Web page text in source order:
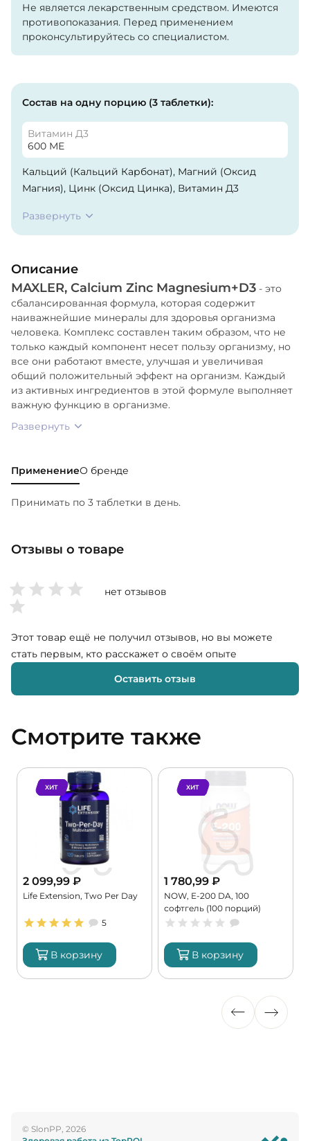
Не является лекарственным средством. Имеются
противопоказания. Перед применением
проконсультируйтесь со специалистом.
Состав на одну порцию (3 таблетки):
Витамин Д3
600 МЕ
Кальций (Кальций Карбонат), Магний (Оксид
Магния), Цинк (Оксид Цинка), Витамин Д3
Целлюлоза, Стеариновая Кислота, Диоксид
Кремния, Покрытие (Гипромеллоза, Макрогол,
Развернуть
Описание
MAXLER, Calcium Zinc Magnesium+D3 - это
сбалансированная формула, которая содержит
наиважнейшие минералы для здоровья организма
человека. Комплекс составлен таким образом, что не
только каждый компонент несет пользу организму, но
все они работают вместе, улучшая и увеличивая
общий положительный эффект на организм. Каждый
из активных ингредиентов в этой формуле выполняет
важную функцию в организме.
Развернуть
ПрименениеО бренде
Принимать по 3 таблетки в день.
Отзывы о товаре
нет отзывов
Этот товар ещё не получил отзывов, но вы можете
стать первым, кто расскажет о своём опыте
Оставить отзыв
Смотрите также
ХИТ
2 099,99 ₽
Life Extension, Two Per Day
5
В корзину
ХИТ
1 780,99 ₽
NOW, E-200 DA, 100
софтгель (100 порций)
В корзину
© SlonPP, 2026